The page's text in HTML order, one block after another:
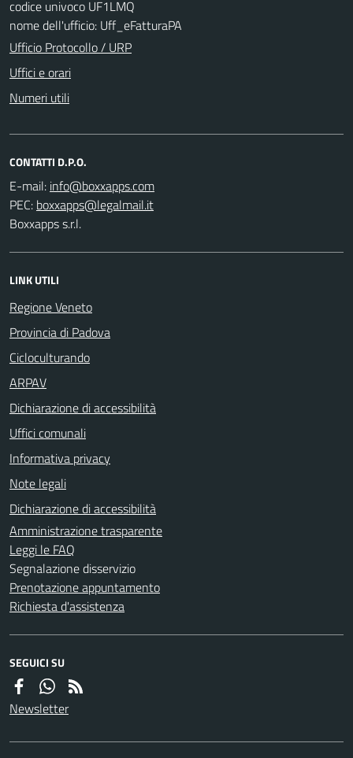
codice univoco UF1LMQ
nome dell'ufficio: Uff_eFatturaPA
Ufficio Protocollo / URP
Uffici e orari
Numeri utili
CONTATTI D.P.O.
E-mail:
PEC:
Boxxapps s.r.l.
LINK UTILI
Regione Veneto
Provincia di Padova
Cicloculturando
ARPAV
Dichiarazione di accessibilità
Uffici comunali
Informativa privacy
Note legali
Dichiarazione di accessibilità
Amministrazione trasparente
Leggi le FAQ
Segnalazione disservizio
Prenotazione appuntamento
Richiesta d'assistenza
SEGUICI SU
Newsletter